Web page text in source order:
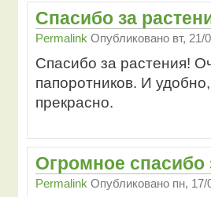
Спасибо за
Permalink Опубликовано вт, 21/
Спасибо за растения!
папоротников. И
прекрасно.
Огромное спасибо
Permalink Опубликовано пн, 17/